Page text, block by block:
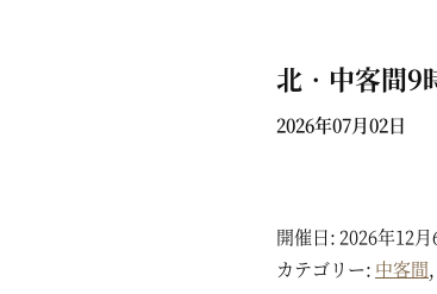
北・中客間9
2026年07月02日
開催日: 2026年12
カテゴリー: 中客間,